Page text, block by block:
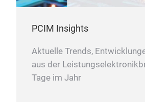
PCIM Insights
Aktuelle Trends,
aus der
Tage im Jahr